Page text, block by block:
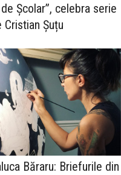
Școlar”, celebra serie
Șuțu
Băraru: Briefurile din